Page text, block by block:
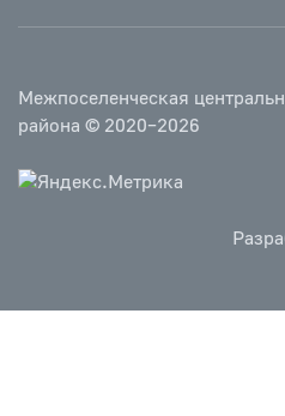
Межпоселенческая
района © 2020–2026